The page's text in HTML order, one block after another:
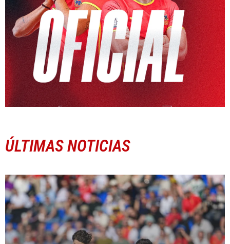
ÚLTIMAS NOTICIAS